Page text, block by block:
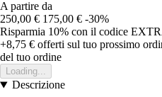
A partire da
250,00 € 175,00 € -30%
Risparmia 10% con il codice
+8,75 € offerti sul tuo prossimo
del tuo ordine
Loading...
Descrizione